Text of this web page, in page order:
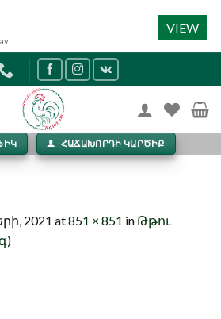
ՀԱՃԱԽՈՐԴԻ ԿԱՐԾԻՔ
2021 at851 × 851 in Թթու
VIEW